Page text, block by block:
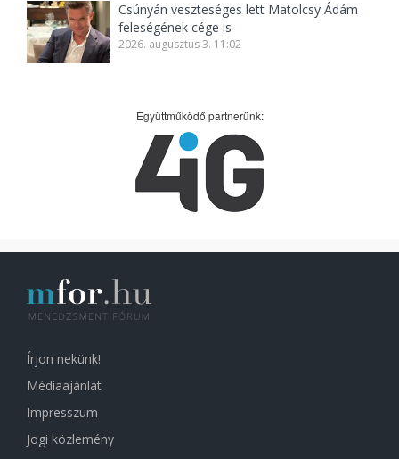
Csúnyán veszteséges lett Matolcsy Ádám
feleségének cége is
2026. augusztus 3. 11:02
Együttműködő partnerünk:
Írjon nekünk!
Médiaajánlat
Impresszum
Jogi közlemény